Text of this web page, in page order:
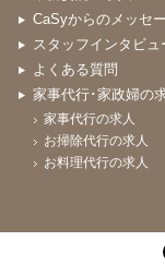
CaSyからのメッセ
スタッフインタビュ
よくある質問
家事代行･家政婦の
家事代行の求人
お掃除代行の求人
お料理代行の求人